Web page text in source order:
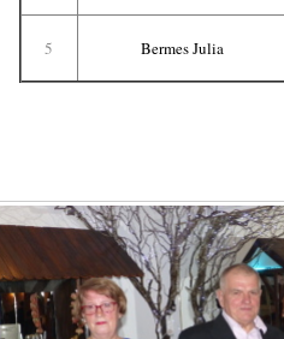
5 Bermes Julia